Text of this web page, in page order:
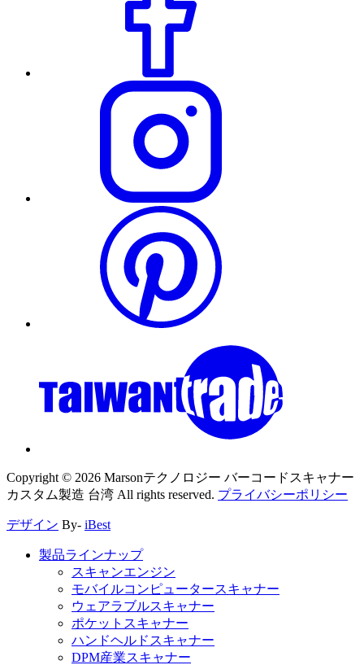
Copyright © 2026 Marsonテクノロジー バーコードスキャナー
カスタム製造 台湾 All rights reserved. プライバシーポリシー
デザイン By- iBest
製品ラインナップ
スキャンエンジン
モバイルコンピュータースキャナー
ウェアラブルスキャナー
ポケットスキャナー
ハンドヘルドスキャナー
DPM産業スキャナー